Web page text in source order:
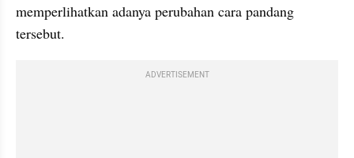
memperlihatkan adanya perubahan cara pandang
tersebut.
ADVERTISEMENT